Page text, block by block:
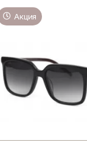
Акция